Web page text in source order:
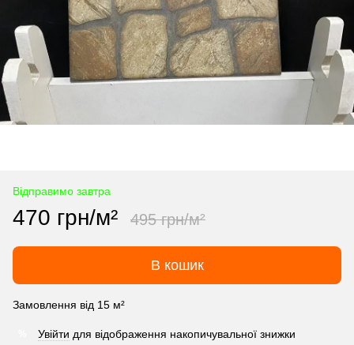
Відправимо завтра
470 грн/м² 495 грн/м²
В кошик
Замовлення від 15 м²
Увійти для відображення накопичувальної знижки